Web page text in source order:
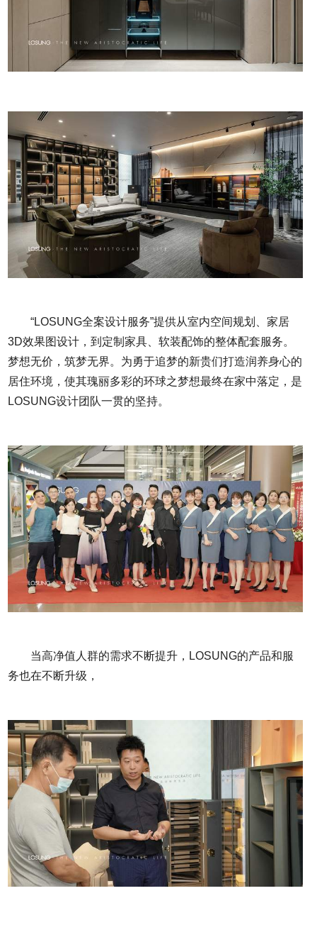
“LOSUNG全案设计服务”提供从室内空间规划、家居
3D效果图设计，到定制家具、软装配饰的整体配套服务。
梦想无价，筑梦无界。为勇于追梦的新贵们打造润养身心的
居住环境，使其瑰丽多彩的环球之梦想最终在家中落定，是
LOSUNG设计团队一贯的坚持。
当高净值人群的需求不断提升，LOSUNG的产品和服
务也在不断升级，